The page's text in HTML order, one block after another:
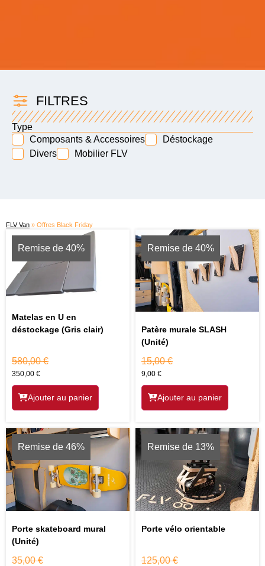
FILTRES
Type
Composants & Accessoires
Déstockage
Divers
Mobilier FLV
FLV Van » Offres Black Friday
Remise de 40%
Matelas en U en
déstockage (Gris clair)
580,00€
350,00 €
Ajouter au panier
Remise de 40%
Patère murale SLASH
(Unité)
15,00€
9,00 €
Ajouter au panier
Remise de 46%
Porte skateboard mural
(Unité)
35,00€
Remise de 13%
Porte vélo orientable
125,00€